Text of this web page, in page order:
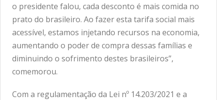
o presidente falou, cada desconto é mais comida no
prato do brasileiro. Ao fazer esta tarifa social mais
acessível, estamos injetando recursos na economia,
aumentando o poder de compra dessas famílias e
diminuindo o sofrimento destes brasileiros”,
comemorou.
Com a regulamentação da Lei nº 14.203/2021 e a